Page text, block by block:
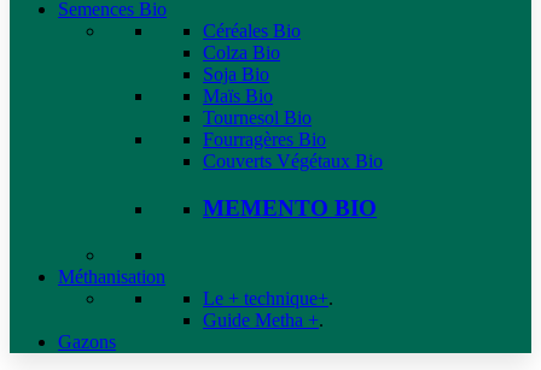
Semences Bio
Céréales Bio
Colza Bio
Soja Bio
Maïs Bio
Tournesol Bio
Fourragères Bio
Couverts Végétaux Bio
MEMENTO BIO
Méthanisation
Le + technique+.
Guide Metha +.
Gazons